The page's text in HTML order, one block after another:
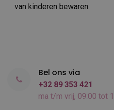
van kinderen bewaren.
Bel ons via
+32 89 353 421
ma t/m vrij, 09:00 tot